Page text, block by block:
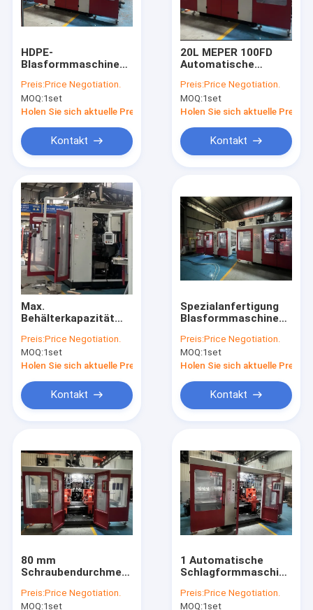
Fabrik-Ausflug
Nachrichten
Fordern Sie ein Zitat
Extrusionsblasformmaschine
PlastikflaschenBlasformenmaschine
automatische Blasenmaschine
Strangpressverfahren-Maschine
Kunststoff-Flasche Schimmel
Kunststoff zusätzliche Maschine
Verpackende zusätzliche Maschine
Kunststoff-Spritzgießmaschine
Hochgeschwindigkeitsspritzgussmaschine
HAUSTIER Spritzgussmaschine
PVC-Spritzgussmaschine
Medizinische Spritzen-Maschine
HDPE-
Blasformmaschine
Extrusionsmotorleistung
für die Herstellung
von
Preis:Price Negotiation.
MOQ:1set
Holen Sie sich aktuelle Preis
Kontakt
20L MEPER 100FD
Automatische
Preis:Price Negotiation.
MOQ:1set
Holen Sie sich aktuelle Preis
Kontakt
Max.
Behälterkapazität
vollautomatische
Blasformmaschine
MP 100FD
Preis:Price Negotiation.
MOQ:1set
Holen Sie sich aktuelle Preis
Kontakt
Spezialanfertigung
Blasformmaschine
Extrusionsmotorleistung
Preis:Price Negotiation.
MOQ:1set
Holen Sie sich aktuelle Preis
Kontakt
80 mm
Schraubendurchmesser
Blasformmaschine
Preis:Price Negotiation.
MOQ:1set
1 Automatische
Schlagformmaschine
Preis:Price Negotiation.
MOQ:1set